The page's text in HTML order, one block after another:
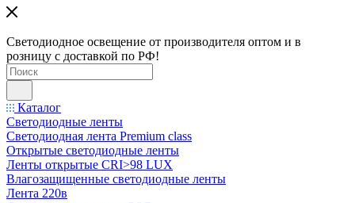
Светодиодное освещение от производителя оптом и в
розницу с доставкой по РФ!
Каталог
Светодиодные ленты
Светодиодная лента Premium class
Открытые светодиодные ленты
Ленты открытые CRI>98 LUX
Влагозащищенные светодиодные ленты
Лента 220в